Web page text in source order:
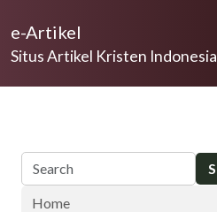
e-Artikel
Situs Artikel Kristen Indonesia
Home